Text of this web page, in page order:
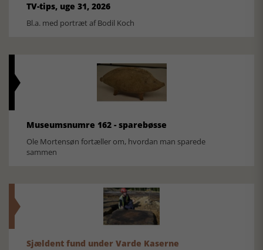
TV-tips, uge 31, 2026
Bl.a. med portræt af Bodil Koch
Museumsnumre 162 - sparebøsse
Ole Mortensøn fortæller om, hvordan man sparede
sammen
Sjældent fund under Varde Kaserne